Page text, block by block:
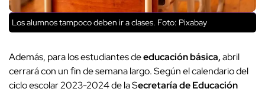
Los alumnos tampoco deben ir a clases. Foto: Pixabay
Además, para los estudiantes deeducación básica,abril
cerrará con un fin de semana largo. Según el calendario del
ciclo escolar 2023-2024 de la Secretaría de Educación